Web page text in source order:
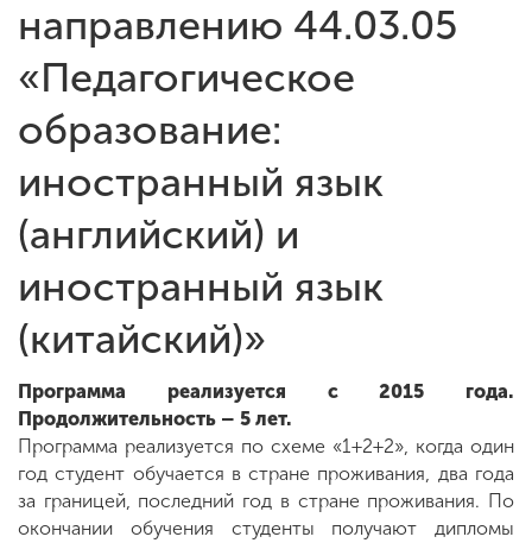
направлению 44.03.05
«Педагогическое
образование:
иностранный язык
(английский) и
иностранный язык
(китайский)»
Программа реализуется с 2015 года.
Продолжительность – 5 лет.
Программа реализуется по схеме «1+2+2», когда один
год студент обучается в стране проживания, два года
за границей, последний год в стране проживания. По
окончании обучения студенты получают дипломы